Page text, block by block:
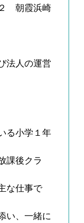
朝霞浜崎
法人の運営
る小学１年
課後クラ
な仕事で
い、一緒に